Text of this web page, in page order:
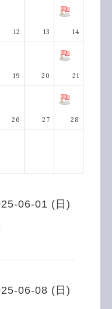
12 13 14
19 20 21
26 27 28
06-01 (日)
06-08 (日)